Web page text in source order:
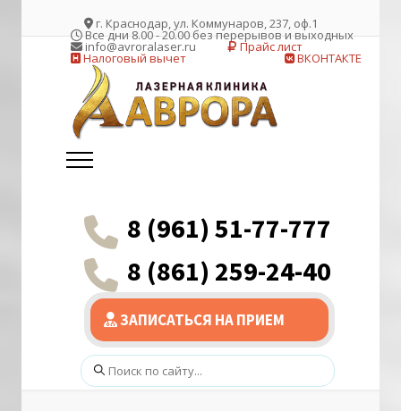
г. Краснодар, ул. Коммунаров, 237, оф.1
Все дни 8.00 - 20.00 без перерывов и выходных
info@avroralaser.ru Прайс лист
Налоговый вычет ВКОНТАКТЕ
8 (961) 51-77-777
8 (861) 259-24-40
ЗАПИСАТЬСЯ НА ПРИЕМ
Поиск: